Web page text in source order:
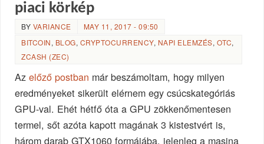
piaci körkép
BY VARIANCE
MAY 11, 2017 - 09:50
BITCOIN, BLOG, CRYPTOCURRENCY, NAPI ELEMZÉS, OTC,
ZCASH (ZEC)
Azelőző postban már beszámoltam, hogy milyen
eredményeket sikerült elérnem egy csúcskategóriás
GPU-val. Ehét hétfő óta a GPU zökkenőmentesen
termel, sőt azóta kapott magának 3 kistestvért is,
három darab GTX1060 formájába, jelenleg a masina